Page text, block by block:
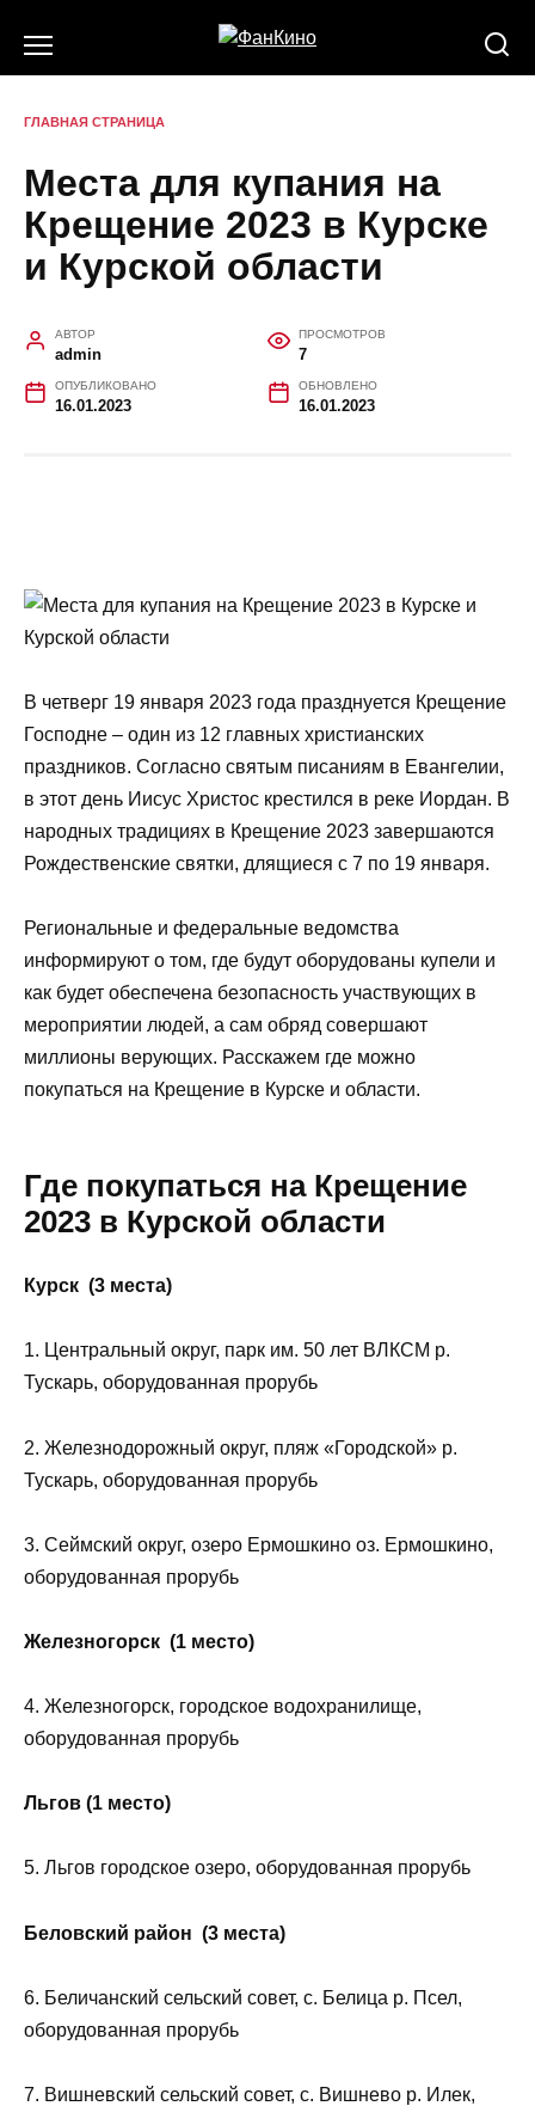
ГЛАВНАЯ СТРАНИЦА
Места для купания на
Крещение 2023 в Курске
и Курской области
АВТОР
admin
ПРОСМОТРОВ
7
ОПУБЛИКОВАНО
16.01.2023
ОБНОВЛЕНО
16.01.2023
В четверг 19 января 2023 года празднуется Крещение
Господне – один из 12 главных христианских
праздников. Согласно святым писаниям в Евангелии,
в этот день Иисус Христос крестился в реке Иордан. В
народных традициях в Крещение 2023 завершаются
Рождественские святки, длящиеся с 7 по 19 января.
Региональные и федеральные ведомства
информируют о том, где будут оборудованы купели и
как будет обеспечена безопасность участвующих в
мероприятии людей, а сам обряд совершают
миллионы верующих. Расскажем где можно
покупаться на Крещение в Курске и области.
Где покупаться на Крещение
2023 в Курской области
Курск (3 места)
1. Центральный округ, парк им. 50 лет ВЛКСМ р.
Тускарь, оборудованная прорубь
2. Железнодорожный округ, пляж «Городской» р.
Тускарь, оборудованная прорубь
3. Сеймский округ, озеро Ермошкино оз. Ермошкино,
оборудованная прорубь
Железногорск (1 место)
4. Железногорск, городское водохранилище,
оборудованная прорубь
Льгов (1 место)
5. Льгов городское озеро, оборудованная прорубь
Беловский район (3 места)
6. Беличанский сельский совет, с. Белица р. Псел,
оборудованная прорубь
7. Вишневский сельский совет, с. Вишнево р. Илек,